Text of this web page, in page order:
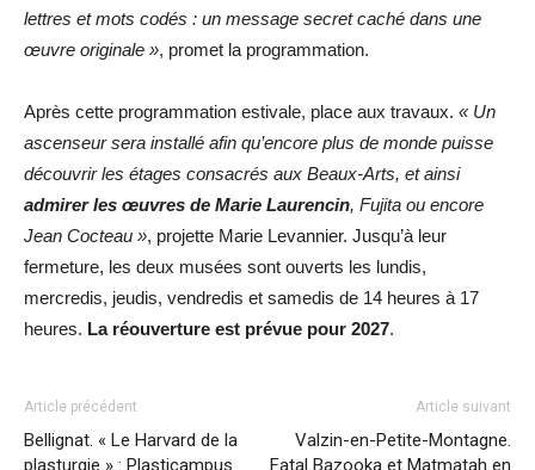
lettres et mots codés : un message secret caché dans une
œuvre originale », promet la programmation.
Après cette programmation estivale, place aux travaux. « Un
ascenseur sera installé afin qu’encore plus de monde puisse
découvrir les étages consacrés aux Beaux-Arts, et ainsi
admirer les œuvres de Marie Laurencin, Fujita ou encore
Jean Cocteau », projette Marie Levannier. Jusqu’à leur
fermeture, les deux musées sont ouverts les lundis,
mercredis, jeudis, vendredis et samedis de 14 heures à 17
heures. La réouverture est prévue pour 2027.
Article précédent
Bellignat. « Le Harvard de la
plasturgie » : Plasticampus
Article suivant
Valzin-en-Petite-Montagne.
Fatal Bazooka et Matmatah en